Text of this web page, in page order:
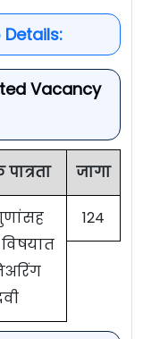
Details:
Vacancy
जागा
124